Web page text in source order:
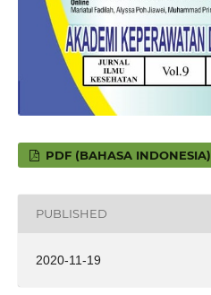
PDF (BAHASA INDONESIA)
PUBLISHED
2020-11-19